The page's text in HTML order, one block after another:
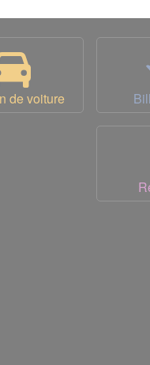
de voiture